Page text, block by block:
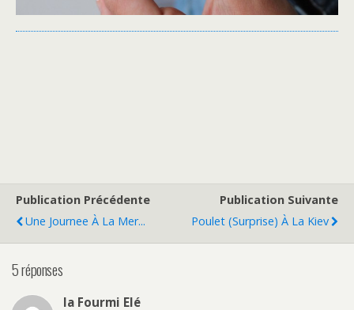
Publication Précédente
Une Journee À La Mer...
Publication Suivante
Poulet (surprise) À La Kiev
5 réponses
la Fourmi Elé